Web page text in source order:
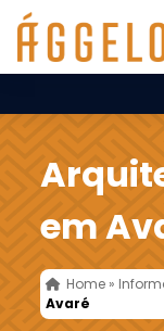
em
Home »
Avaré